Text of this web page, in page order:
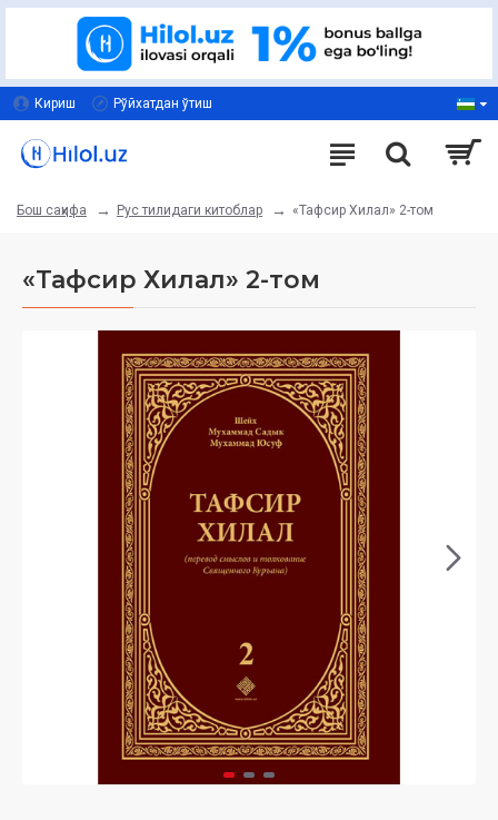
Кириш Рўйхатдан ўтиш
Бош саҳифа Рус тилидаги китоблар «Тафсир Хилал» 2-том
«Тафсир Хилал» 2-том